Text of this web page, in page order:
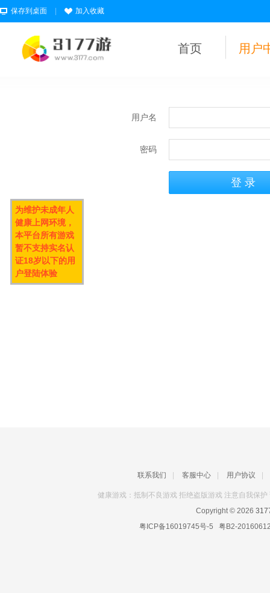
保存到桌面 加入收藏
首页 用户
用户名
密码
联系我们 客服中心 用户协议
健康游戏：抵制不良游戏 拒绝盗版游戏 注意自我保
Copyright © 2026
粤ICP备16019745号-5 粤B2-
为维护未成年人
健康上网环境，
本平台所有游戏
暂不支持实名认
证18岁以下的用
户登陆体验